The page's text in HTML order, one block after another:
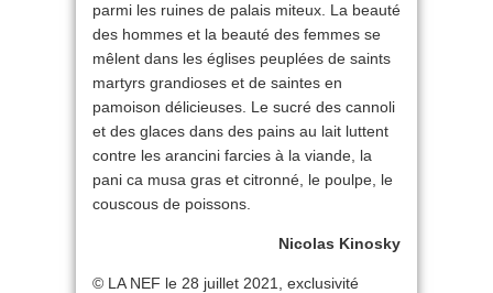
parmi les ruines de palais miteux. La beauté
des hommes et la beauté des femmes se
mêlent dans les églises peuplées de saints
martyrs grandioses et de saintes en
pamoison délicieuses. Le sucré des cannoli
et des glaces dans des pains au lait luttent
contre les arancini farcies à la viande, la
pani ca musa gras et citronné, le poulpe, le
couscous de poissons.
Nicolas Kinosky
© LA NEF le 28 juillet 2021, exclusivité